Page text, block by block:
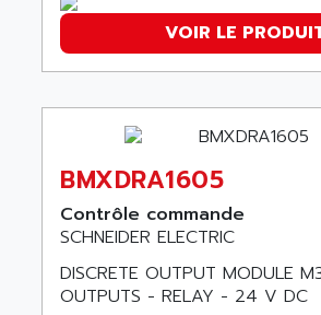
DIGIDRIVE SE
VERITRON
AXUMERIK
PROVIT
SIMATIC MP
ALFA ROMEO
ALFA-LAVAL
ALFASISTEL
ALFATRONIX
ALFONS HAAR
ALICAT SCIENTIFIC
ALIZEA
ALL TERMINALS
ALLEGRO MICROSYSTEMS
VOIR LE
BMXDRA1605
Contrôle commande
SCHNEIDER ELECTRIC
DISCRETE OUTPUT MODULE
OUTPUTS - RELAY - 24 V DC